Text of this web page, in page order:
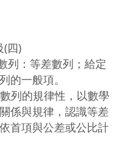
(四)
列：等差數列；給定
的一般項。
列的規律性，以數學
係與規律，認識等差
首項與公差或公比計